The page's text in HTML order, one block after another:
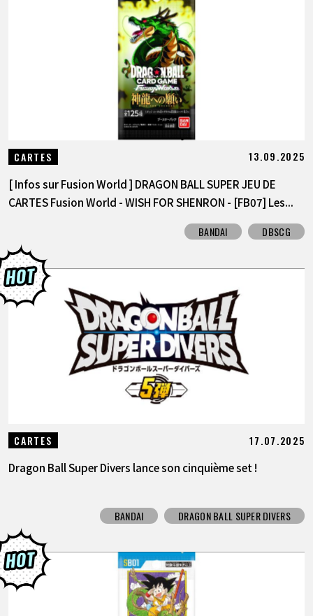
CARTES 13.09.2025
[ Infos sur Fusion World ] DRAGON BALL SUPER JEU DE
CARTES Fusion World - WISH FOR SHENRON - [FB07] Les...
BANDAI DBSCG
CARTES 17.07.2025
Dragon Ball Super Divers lance son cinquième set !
BANDAI DRAGON BALL SUPER DIVERS